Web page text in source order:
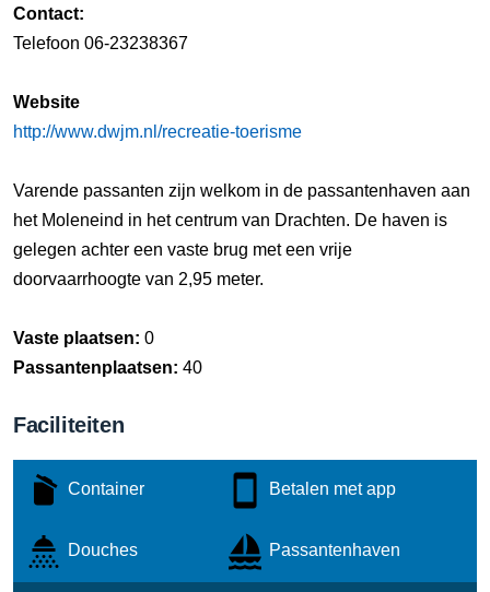
Contact:
Telefoon 06-23238367
Website
http://www.dwjm.nl/recreatie-toerisme
Varende passanten zijn welkom in de passantenhaven aan
het Moleneind in het centrum van Drachten. De haven is
gelegen achter een vaste brug met een vrije
doorvaarrhoogte van 2,95 meter.
Vaste plaatsen: 0
Passantenplaatsen: 40
Faciliteiten
Container Betalen met app
Douches Passantenhaven